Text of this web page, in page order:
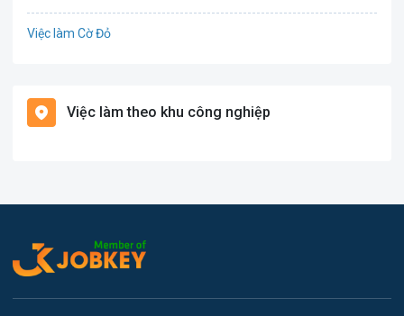
Văn Phòng
Lao Động Phổ Thông
Việc làm Cờ Đỏ
Việc làm Cái Khế
Việc làm Thới An Đông
Việc làm theo khu công nghiệp